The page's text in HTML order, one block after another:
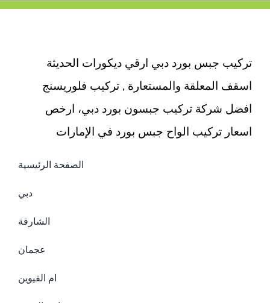
تركيب
تركيب جبس بورد دبي ارقي ديكورات الحديثة
اسقف المعلقة والمستعارة , تركيب فلوريسنج
افضل شركة تركيب جبسون بورد دبي، ارخص
اسعار تركيب الواح جبس بورد في الإمارات
الصفحة الرئيسية
دبي
الشارقة
عجمان
ام القيوين